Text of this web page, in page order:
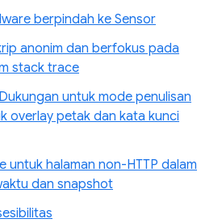
berpindah ke Sensor
anonim dan berfokus pada
stack trace
untuk mode penulisan
overlay petak dan kata kunci
untuk halaman non-HTTP dalam
dan snapshot